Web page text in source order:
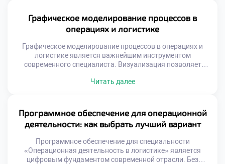
компании. Выпускники должны уметь проектировать
такие сложные структуры. Профессионализм в этой
области гарантирует востребованность на рынке […]
Графическое моделирование процессов в
операциях и логистике
Графическое моделирование процессов в операциях и
логистике является важнейшим инструментом
современного специалиста. Визуализация позволяет
системах. Абстрактные данные превращаются в
Умение рисовать процессы равносильно умению
управлять ими эффективно. Многие студенты
недооценивают значимость графических методов
Читать далее
Программное обеспечение для операционной
деятельности: как выбрать лучший вариант
Программное обеспечение для специальности
«Операционная деятельность в логистике» является
цифровым фундаментом современной отрасли. Без